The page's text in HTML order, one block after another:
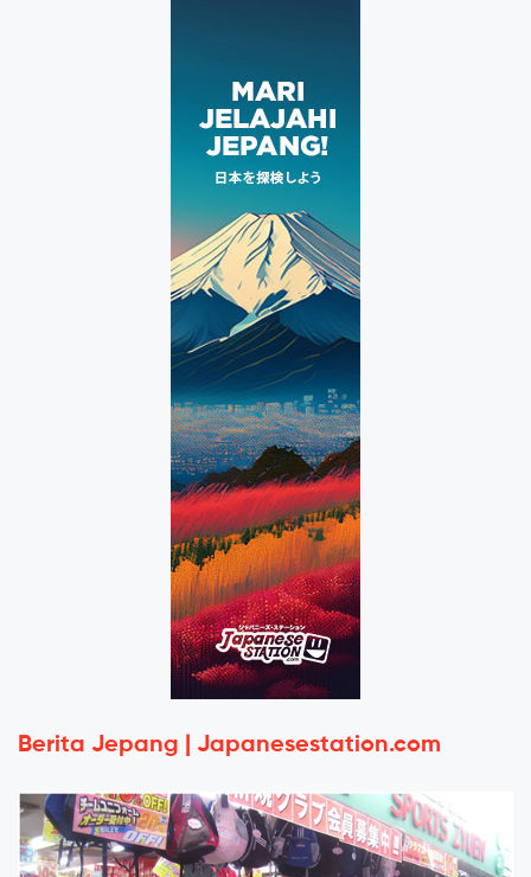
Berita Jepang | Japanesestation.com